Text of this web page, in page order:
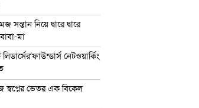
সন্তান নিয়ে দ্বারে দ্বারে
মা
নেটওয়ার্কিং
স্বপ্নের ভেতর এক বিকেল